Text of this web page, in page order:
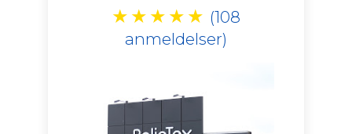
★ ★ ★ ★ ★ (108
anmeldelser)